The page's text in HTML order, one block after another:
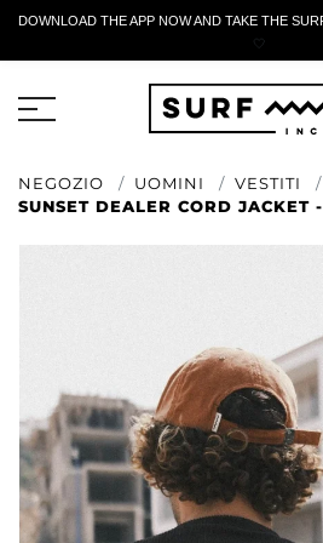
DOWNLOAD THE APP NOW AND TAKE THE
🤍
NEGOZIO UOMINI VESTITI
SUNSET DEALER CORD JACKET
MODULO DI